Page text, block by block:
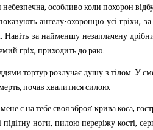
небезпечна, особливо коли похорон
ангелу-охоронцю усі гріхи, за
.Навіть за найменшу незаплачену
гріх, приходить до раю.
тортур розлучає душу з тілом. У
, почав хвалитися силою.
мене є на тебе своя зброя:крива коса,
підітну ноги, пилою переріжу кості,